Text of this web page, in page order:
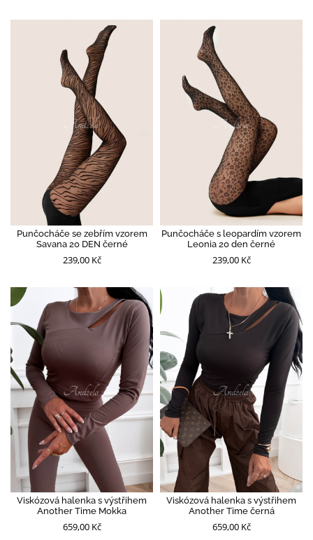
Punčocháče se zebřím vzorem
Savana 20 DEN černé
239,00 Kč
Punčocháče s leopardím vzorem
Leonia 20 den černé
239,00 Kč
Viskózová halenka s výstřihem
Another Time Mokka
659,00 Kč
Viskózová halenka s výstřihem
Another Time černá
659,00 Kč